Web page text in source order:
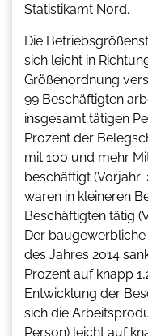
Statistikamt Nord.
Die
sich leicht in
Größenordnung
99 Beschäftigten
insgesamt tätigen
Prozent der
mit 100 und mehr
beschäftigt (Vorjahr:
waren in kleineren
Beschäftigten tätig
Der
des Jahres 2014
Prozent auf knapp
Entwicklung der
sich die
Person) leicht auf